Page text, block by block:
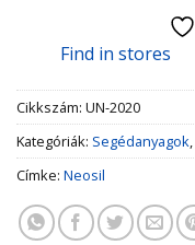
Find in stores
Cikkszám: UN-2020
Kategóriák: Segédanyagok,
Címke: Neosil